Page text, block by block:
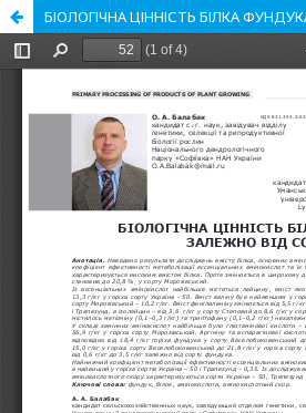
БІОЛОГІЧНА ЦІННІСТЬ БІЛКА